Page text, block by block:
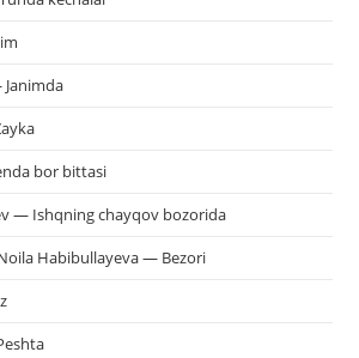
Janimda
bor bittasi
— Ishqning chayqov bozorida
Habibullayeva — Bezori